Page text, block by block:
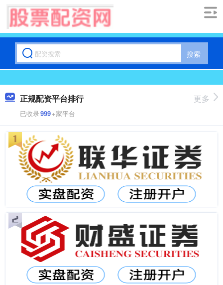
搜索
正规配资平台排行
已收录999+家平台
更多